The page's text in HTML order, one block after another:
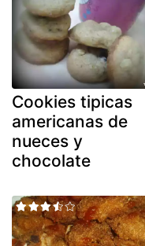
Cookies tipicas
americanas de
nueces y
chocolate